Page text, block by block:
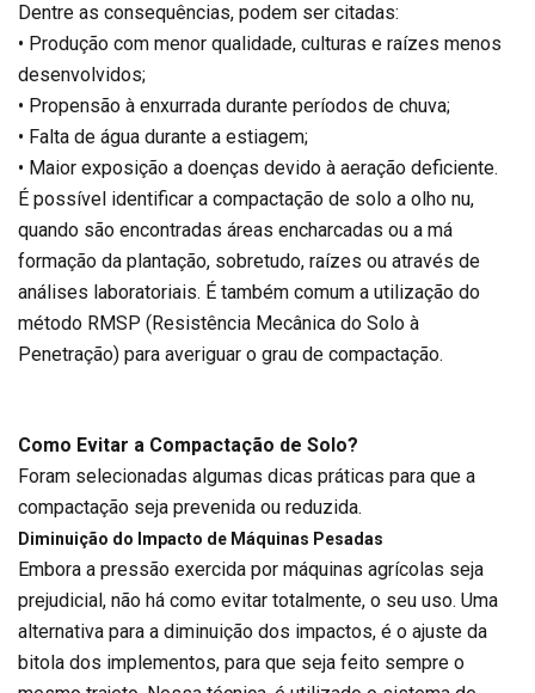
Dentre as consequências, podem ser citadas:
• Produção com menor qualidade, culturas e raízes menos
desenvolvidos;
• Propensão à enxurrada durante períodos de chuva;
• Falta de água durante a estiagem;
• Maior exposição a doenças devido à aeração deficiente.
É possível identificar a compactação de solo a olho nu,
quando são encontradas áreas encharcadas ou a má
formação da plantação, sobretudo, raízes ou através de
análises laboratoriais. É também comum a utilização do
método RMSP (Resistência Mecânica do Solo à
Penetração) para averiguar o grau de compactação.
Como Evitar a Compactação de Solo?
Foram selecionadas algumas dicas práticas para que a
compactação seja prevenida ou reduzida.
Diminuição do Impacto de Máquinas Pesadas
Embora a pressão exercida por máquinas agrícolas seja
prejudicial, não há como evitar totalmente, o seu uso. Uma
alternativa para a diminuição dos impactos, é o ajuste da
bitola dos implementos, para que seja feito sempre o